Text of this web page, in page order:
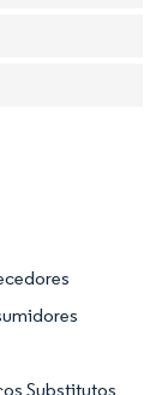
Substitutos